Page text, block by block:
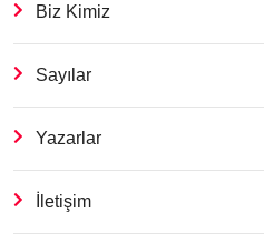
Biz Kimiz
Sayılar
Yazarlar
İletişim